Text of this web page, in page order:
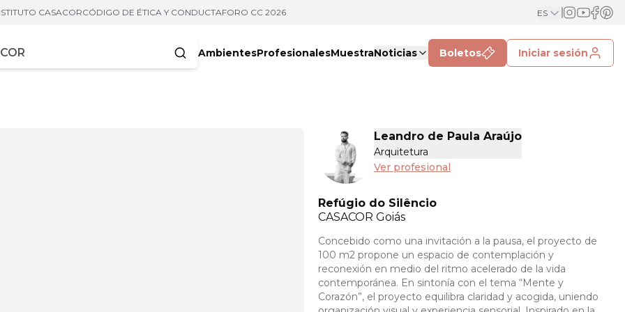
CASACORCÓDIGO DE ÉTICA Y CONDUCTAFORO CC 2026 ES
AmbientesProfesionalesMuestraNoticias Boletos Iniciar sesión
Leandro de Paula Araújo
Arquitetura
Ver profesional
Refúgio do Silêncio
CASACOR Goiás
Concebido como una invitación a la pausa, el proyecto de
100 m2 propone un espacio de contemplación y
reconexión en medio del ritmo acelerado de la vida
contemporánea. En sintonía con el tema “Mente y
Corazón”, el proyecto equilibra claridad y acogida, uniendo